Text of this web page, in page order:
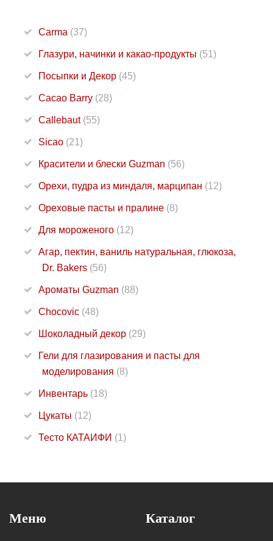
Carma (37)
Глазури, начинки и какао-продукты (51)
Посыпки и Декор (45)
Cacao Barry (28)
Callebaut (55)
Sicao (21)
Красители и блески Guzman (56)
Орехи, пудра из миндаля, марципан (12)
Ореховые пасты и пралине (8)
Для мороженого (12)
Агар, пектин, ваниль натуральная, глюкоза,
Dr. Bakers (56)
Ароматы Guzman (88)
Chocovic (48)
Шоколадный декор (29)
Гели для глазирования и пасты для
моделирования (8)
Инвентарь (18)
Цукаты (12)
Тесто КАТАИФИ (1)
Меню Каталог